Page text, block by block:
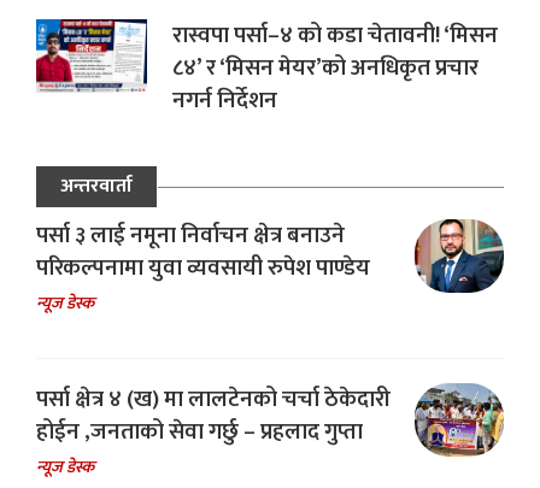
रास्वपा पर्सा–४ को कडा चेतावनी! ‘मिसन
८४’ र ‘मिसन मेयर’को अनधिकृत प्रचार
नगर्न निर्देशन
अन्तरवार्ता
पर्सा ३ लाई नमूना निर्वाचन क्षेत्र बनाउने
परिकल्पनामा युवा व्यवसायी रुपेश पाण्डेय
न्यूज डेस्क
पर्सा क्षेत्र ४ (ख) मा लालटेनको चर्चा ठेकेदारी
होईन ,जनताको सेवा गर्छु – प्रहलाद गुप्ता
न्यूज डेस्क